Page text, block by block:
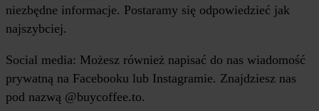
niezbędne informacje. Postaramy się odpowiedzieć jak
najszybciej.
Social media: Możesz również napisać do nas wiadomość
prywatną na Facebooku lub Instagramie. Znajdziesz nas
pod nazwą @buycoffee.to.